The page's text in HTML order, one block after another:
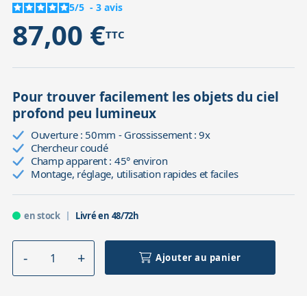
5/5 - 3 avis
87,00 €TTC
Pour trouver facilement les objets du ciel
profond peu lumineux
Ouverture : 50mm - Grossissement : 9x
Chercheur coudé
Champ apparent : 45° environ
Montage, réglage, utilisation rapides et faciles
en stock Livré en 48/72h
Ajouter au panier